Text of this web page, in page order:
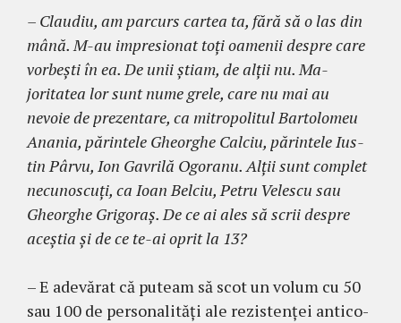
– Claudiu, am par­curs cartea ta, fără să o las din
mână. M-au im­pre­sionat toţi oa­me­nii despre care
vor­beşti în ea. De unii ştiam, de alţii nu. Ma­
joritatea lor sunt nu­me grele, care nu mai au
nevoie de pre­zen­tare, ca mitropolitul Bar­tolomeu
Anania, pă­­rintele Gheorghe Cal­­ciu, părintele Ius­
tin Pâr­vu, Ion Gavrilă Ogoranu. Alţii sunt com­plet
ne­cunoscuţi, ca Ioan Belciu, Petru Velescu sau
Gheor­ghe Grigoraş. De ce ai ales să scrii des­pre
aceştia şi de ce te-ai oprit la 13?
– E adevărat că puteam să scot un volum cu 50
sau 100 de personalităţi ale rezistenţei anti­co­